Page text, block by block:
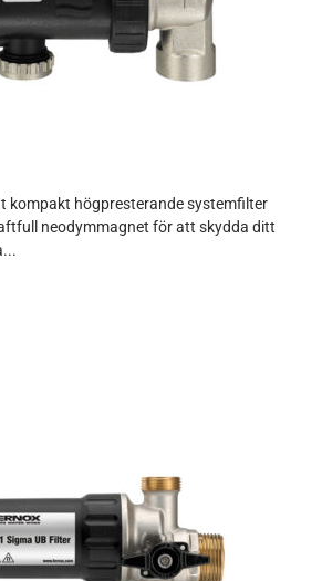
kompakt högpresterande systemfilter
neodymmagnet för att skydda ditt